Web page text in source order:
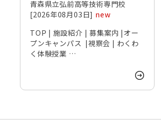
青森県立弘前高等技術専門校
[2026年08月03日] new
TOP | 施設紹介 | 募集案内 |オー
プンキャンパス |視察会 | わくわ
く体験授業 …